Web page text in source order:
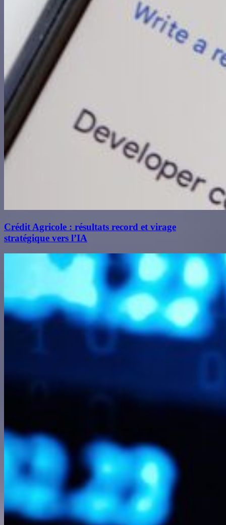
Crédit Agricole : résultats record et virage
stratégique vers l’IA